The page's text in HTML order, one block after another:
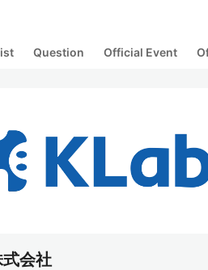
Question Official Event
会社